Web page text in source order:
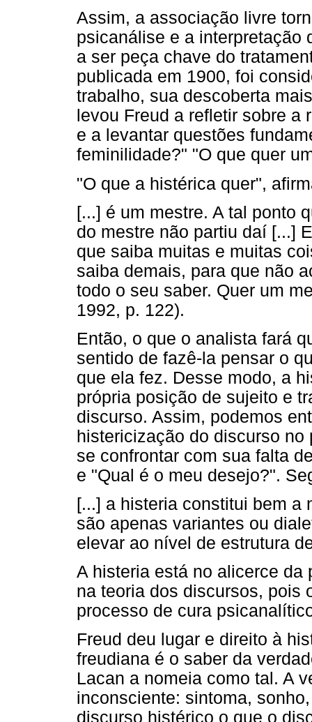
Assim, a associação livre
psicanálise e a interpretação
a ser peça chave do
publicada em 1900, foi
trabalho, sua descoberta
levou Freud a refletir sobre
e a levantar questões
feminilidade?" "O que quer
"O que a histérica quer",
[...] é um mestre. A tal ponto
do mestre não partiu daí [...]
que saiba muitas e muitas
saiba demais, para que não
todo o seu saber. Quer um
1992, p. 122).
Então, o que o analista fará
sentido de fazê-la pensar o
que ela fez. Desse modo, a
própria posição de sujeito e
discurso. Assim, podemos
histericização do discurso
se confrontar com sua falta
e "Qual é o meu desejo?".
[...] a histeria constitui bem a
são apenas variantes ou
elevar ao nível de estrutura
A histeria está no alicerce da
na teoria dos discursos, pois
processo de cura
Freud deu lugar e direito à
freudiana é o saber da
Lacan a nomeia como tal. A
inconsciente: sintoma,
discurso histérico o que o